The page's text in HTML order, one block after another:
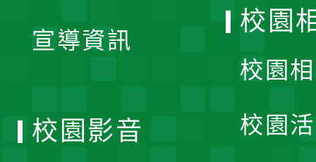
宣導資訊
校園
校園
校園
校園影音